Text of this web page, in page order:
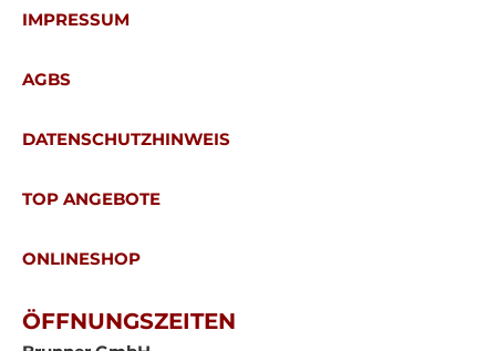
IMPRESSUM
AGBS
DATENSCHUTZHINWEIS
TOP ANGEBOTE
ONLINESHOP
ÖFFNUNGSZEITEN